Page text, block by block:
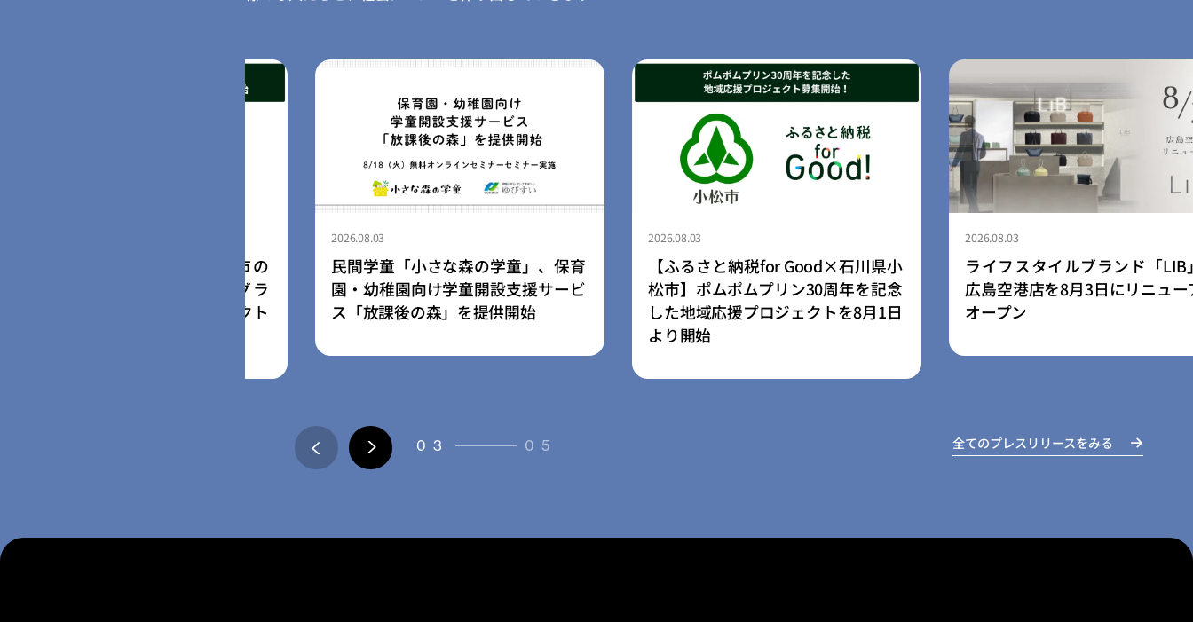
民間学童「小さな森の学童」、保育
園・幼稚園向け学童開設支援サービ
ス「放課後の森」を提供開始
【ふるさと納税for Good×石川県小
松市】ポムポムプリン30周年を記念
した地域応援プロジェクトを8月1日
ライフスタイルブランド「LIB」、
広島空港店を8月3日にリニューアル
オープン
03 05 全てのプレスリリースをみる